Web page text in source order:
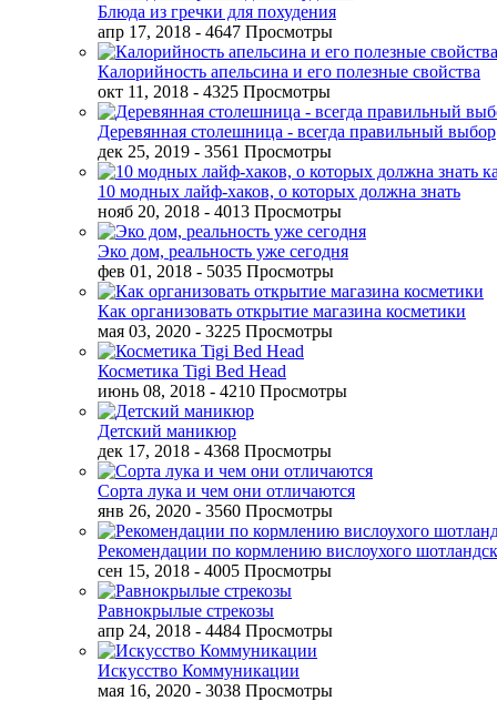
Блюда из гречки для похудения
апр 17, 2018 - 4647 Просмотры
Калорийность апельсина и его полезные свойства
окт 11, 2018 - 4325 Просмотры
Деревянная столешница - всегда правильный выбор
дек 25, 2019 - 3561 Просмотры
10 модных лайф-хаков, о которых должна знать
нояб 20, 2018 - 4013 Просмотры
Эко дом, реальность уже сегодня
фев 01, 2018 - 5035 Просмотры
Как организовать открытие магазина косметики
мая 03, 2020 - 3225 Просмотры
Косметика Tigi Bed Head
июнь 08, 2018 - 4210 Просмотры
Детский маникюр
дек 17, 2018 - 4368 Просмотры
Сорта лука и чем они отличаются
янв 26, 2020 - 3560 Просмотры
Рекомендации по кормлению вислоухого
сен 15, 2018 - 4005 Просмотры
Равнокрылые стрекозы
апр 24, 2018 - 4484 Просмотры
Искусство Коммуникации
мая 16, 2020 - 3038 Просмотры